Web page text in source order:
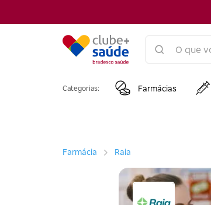
Categorias: Farmácias
Farmácia Raia